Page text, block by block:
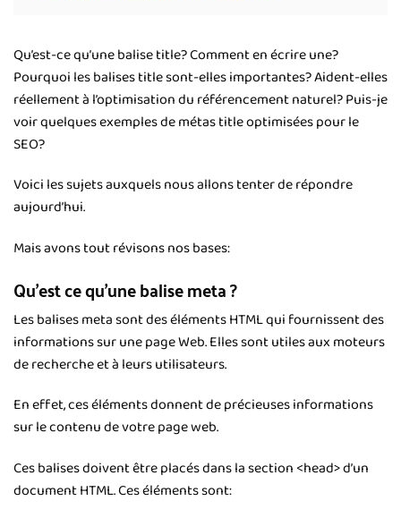
Qu’est-ce qu’une balise title? Comment en écrire une?
Pourquoi les balises title sont-elles importantes? Aident-elles
réellement à l’optimisation du référencement naturel? Puis-je
voir quelques exemples de métas title optimisées pour le
SEO?
Voici les sujets auxquels nous allons tenter de répondre
aujourd’hui.
Mais avons tout révisons nos bases:
Qu’est ce qu’une balise meta ?
Les balises meta sont des éléments HTML qui fournissent des
informations sur une page Web. Elles sont utiles aux moteurs
de recherche et à leurs utilisateurs.
En effet, ces éléments donnent de précieuses informations
sur le contenu de votre page web.
Ces balises doivent être placés dans la section <head> d’un
document HTML. Ces éléments sont: